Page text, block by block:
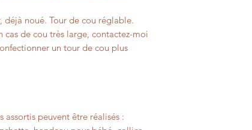
déjà noué. Tour de cou réglable.
cas de cou très large, contactez-moi
un tour de cou plus
assortis peuvent être réalisés :